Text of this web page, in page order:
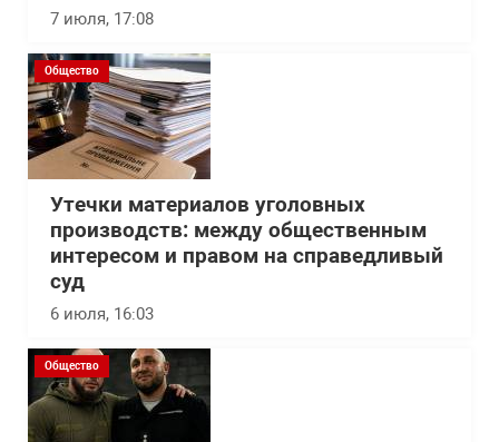
7 июля, 17:08
Общество
Утечки материалов уголовных
производств: между общественным
интересом и правом на справедливый
суд
6 июля, 16:03
Общество